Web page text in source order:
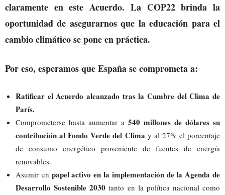
claramente en este Acuerdo. La COP22 brinda la
oportunidad de asegurarnos que la educación para el
cambio climático se pone en práctica.
Por eso, esperamos que España se comprometa a:
Ratificar el Acuerdo alcanzado tras la Cumbre del Clima de
París.
Comprometerse hasta aumentar a 540 millones de dólares su
contribución al Fondo Verde del Clima y al 27% el porcentaje
de consumo energético proveniente de fuentes de energía
renovables.
Asumir un papel activo en la implementación de la Agenda de
Desarrollo Sostenible 2030 tanto en la política nacional como